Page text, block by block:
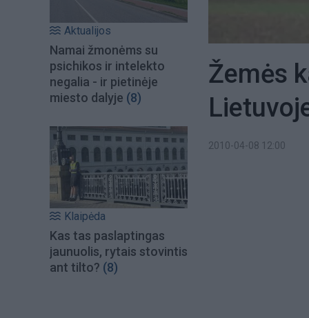
Aktualijos
Namai žmonėms su
psichikos ir intelekto
negalia - ir pietinėje
miesto dalyje (8)
Klaipėda
Kas tas paslaptingas
jaunuolis, rytais stovintis
ant tilto? (8)
Žemės
2010-04-08 12:00